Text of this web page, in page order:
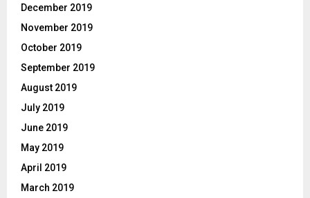
December 2019
November 2019
October 2019
September 2019
August 2019
July 2019
June 2019
May 2019
April 2019
March 2019